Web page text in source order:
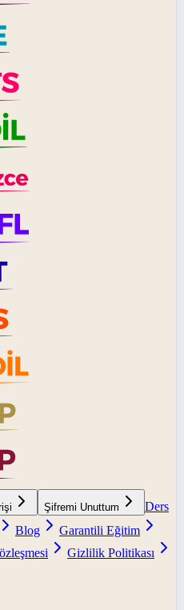
Şifremi Unuttum
Ders
Blog
Garantili Eğitim
Gizlilik Politikası